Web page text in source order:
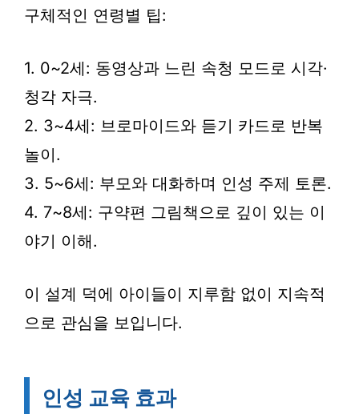
구체적인 연령별 팁:
1. 0~2세: 동영상과 느린 속청 모드로 시각·
청각 자극.
2. 3~4세: 브로마이드와 듣기 카드로 반복
놀이.
3. 5~6세: 부모와 대화하며 인성 주제 토론.
4. 7~8세: 구약편 그림책으로 깊이 있는 이
야기 이해.
이 설계 덕에 아이들이 지루함 없이 지속적
으로 관심을 보입니다.
인성 교육 효과